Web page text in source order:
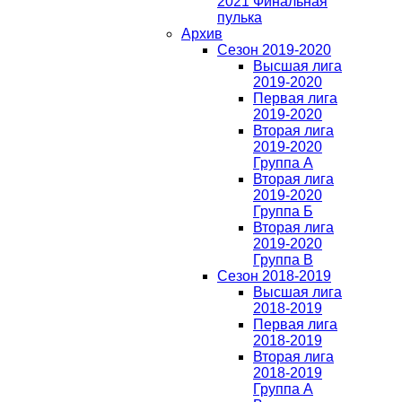
пулька
Архив
Сезон 2019-2020
Высшая лига
2019-2020
Первая лига
2019-2020
Вторая лига
2019-2020
Группа А
Вторая лига
2019-2020
Группа Б
Вторая лига
2019-2020
Группа В
Сезон 2018-2019
Высшая лига
2018-2019
Первая лига
2018-2019
Вторая лига
2018-2019
Группа А